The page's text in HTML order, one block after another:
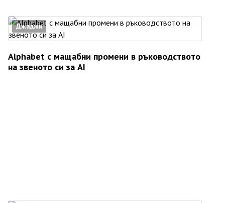
Джаджи
Alphabet с мащабни промени в ръководството
на звеното си за AI